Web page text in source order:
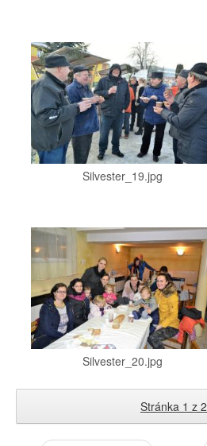
Silvester_19.jpg
Silvester_20.jpg
Stránka 1 z 2